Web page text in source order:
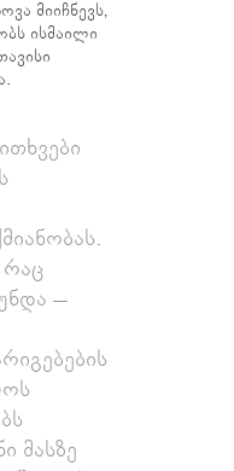
მიიჩნევს,
ისმაილი
რაც
–
მასზე